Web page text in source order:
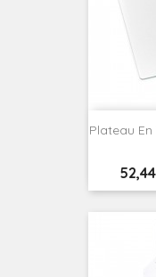
Plateau
Prix